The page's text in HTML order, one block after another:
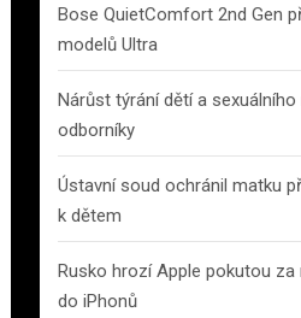
Bose QuietComfort 2nd Gen
modelů Ultra
Nárůst týrání dětí a
odborníky
Ústavní soud ochránil matku
k dětem
Rusko hrozí Apple pokutou
do iPhonů